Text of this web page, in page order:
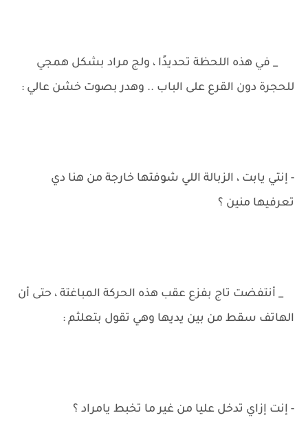
_ في هذه اللحظة تحديدًا ، ولج مراد بشكل همجي
للحجرة دون القرع على الباب .. وهدر بصوت خشن عالي :
- إنتي يابت ، الزبالة اللي شوفتها خارجة من هنا دي
تعرفيها منين ؟
_ أنتفضت تاج بفزع عقب هذه الحركة المباغتة ، حتى أن
الهاتف سقط من بين يديها وهي تقول بتعلثم :
- إنت إزاي تدخل عليا من غير ما تخبط يامراد ؟